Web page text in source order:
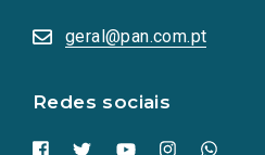
geral@pan.com.pt
Redes sociais
numa
nova